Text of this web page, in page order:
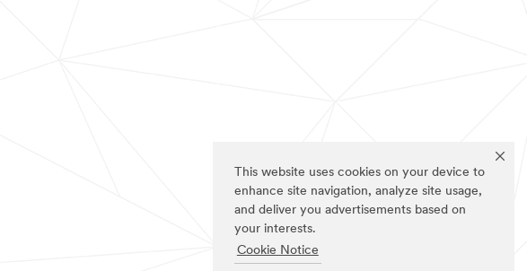
This website uses cookies on your device to
enhance site navigation, analyze site usage,
and deliver you advertisements based on
your interests.
Cookie Notice